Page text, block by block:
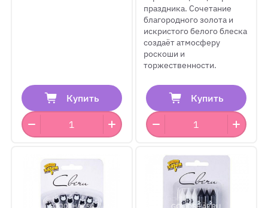
Купить
праздника. Сочетание
благородного золота и
искристого белого блеска
создаёт атмосферу
роскоши и
торжественности.
Купить